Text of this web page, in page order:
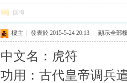
回復
樓主 發表於 2015-5-24 20:13 顯示全部
中文名：虎符
功用：古代皇帝调兵